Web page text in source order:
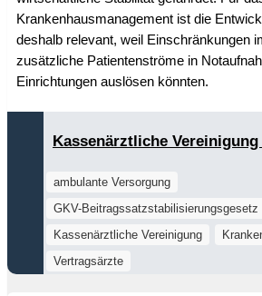
Krankenhausmanagement ist die
deshalb relevant, weil Einschränkungen
zusätzliche Patientenströme in
Einrichtungen auslösen könnten.
Kassenärztliche Vereinigung
ambulante Versorgung
GKV-Beitragssatzstabilisierungsgesetz
Kassenärztliche Vereinigung
Vertragsärzte